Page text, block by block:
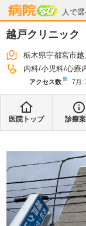
人で
病院な
越戸クリニック
栃木県宇都宮市越
内科 小児科 心療
アクセス数※ 7月 :
医院トップ 診療